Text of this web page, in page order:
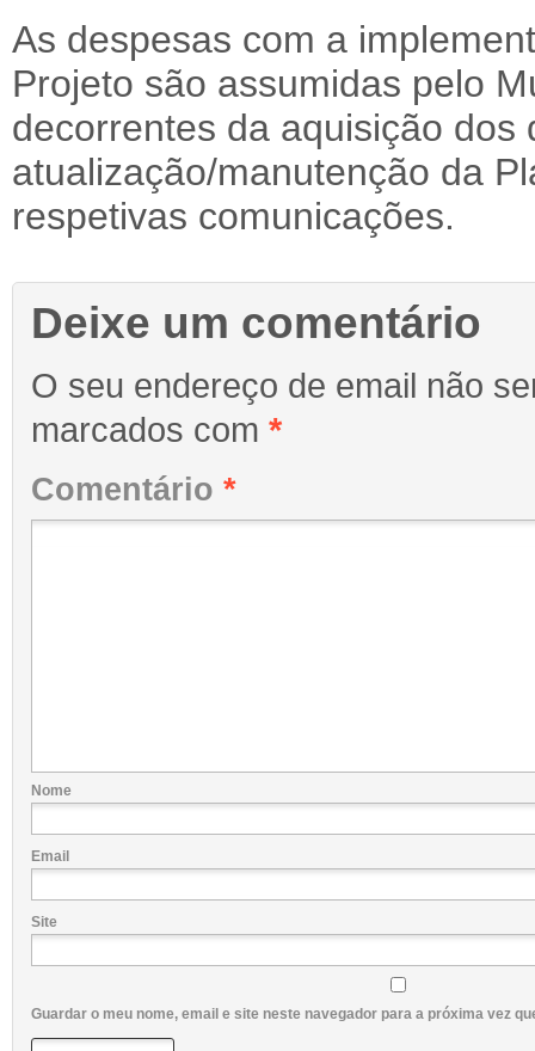
As despesas com a
Projeto são assumidas pelo
decorrentes da aquisição dos
atualização/manutenção da
respetivas comunicações.
Deixe um comentário
O seu endereço de email não
marcados com *
Comentário *
Nome
Email
Site
Guardar o meu nome, email e site neste navegador para a próxima vez